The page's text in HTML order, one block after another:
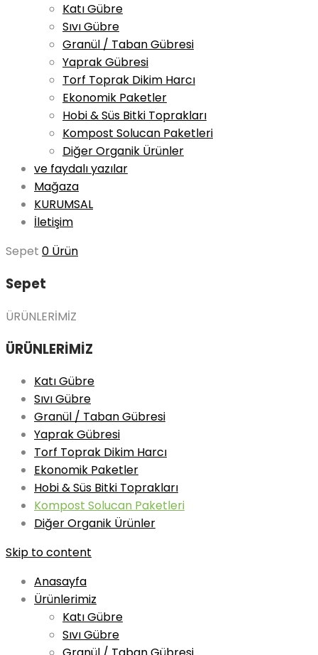
Katı Gübre
Sıvı Gübre
Granül / Taban Gübresi
Yaprak Gübresi
Torf Toprak Dikim Harcı
Ekonomik Paketler
Hobi & Süs Bitki Toprakları
Kompost Solucan Paketleri
Diğer Organik Ürünler
ve faydalı yazılar
Mağaza
KURUMSAL
İletişim
Sepet 0 Ürün
Sepet
ÜRÜNLERİMİZ
ÜRÜNLERİMİZ
Katı Gübre
Sıvı Gübre
Granül / Taban Gübresi
Yaprak Gübresi
Torf Toprak Dikim Harcı
Ekonomik Paketler
Hobi & Süs Bitki Toprakları
Kompost Solucan Paketleri
Diğer Organik Ürünler
Skip to content
Anasayfa
Ürünlerimiz
Katı Gübre
Sıvı Gübre